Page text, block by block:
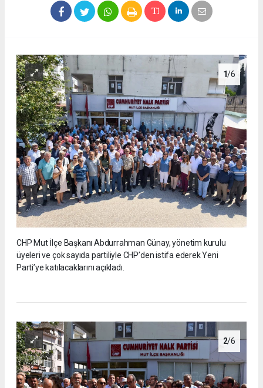
1/6
CHP Mut İlçe Başkanı Abdurrahman Günay, yönetim kurulu
üyeleri ve çok sayıda partiliyle CHP’den istifa ederek Yeni
Parti’ye katılacaklarını açıkladı.
2/6